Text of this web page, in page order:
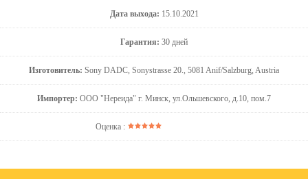
Дата выхода: 15.10.2021
Гарантия: 30 дней
Изготовитель: Sony DADC, Sonystrasse 20., 5081 Anif/Salzburg, Austria
Импортер: ООО "Нереида" г. Минск, ул.Ольшевского, д.10, пом.7
Оценка :